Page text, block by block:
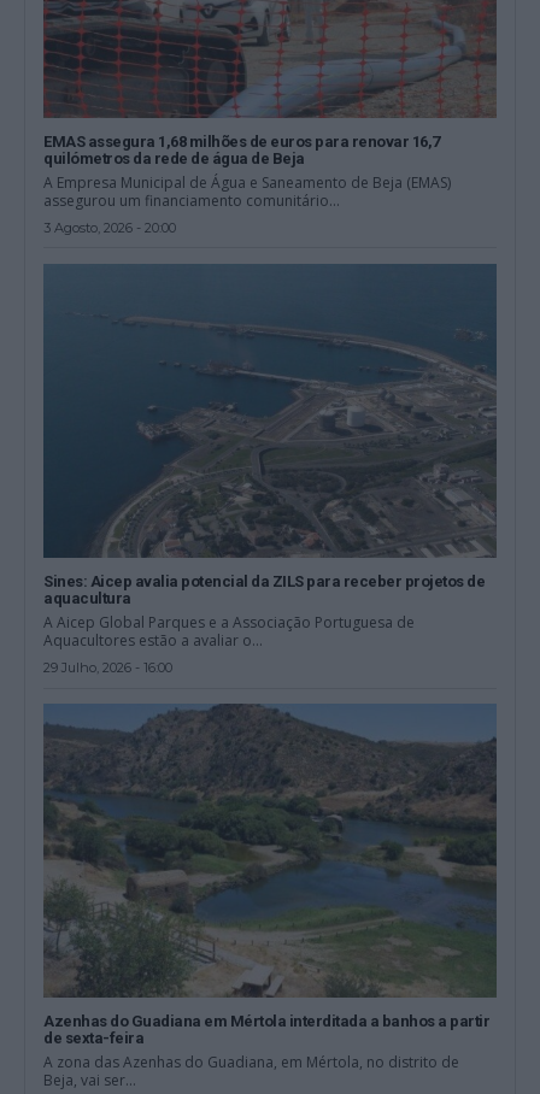
EMAS assegura 1,68 milhões de euros para renovar 16,7
quilómetros da rede de água de Beja
A Empresa Municipal de Água e Saneamento de Beja (EMAS)
assegurou um financiamento comunitário...
3 Agosto, 2026 - 20:00
Sines: Aicep avalia potencial da ZILS para receber projetos de
aquacultura
A Aicep Global Parques e a Associação Portuguesa de
Aquacultores estão a avaliar o...
29 Julho, 2026 - 16:00
Azenhas do Guadiana em Mértola interditada a banhos a partir
de sexta-feira
A zona das Azenhas do Guadiana, em Mértola, no distrito de
Beja, vai ser...